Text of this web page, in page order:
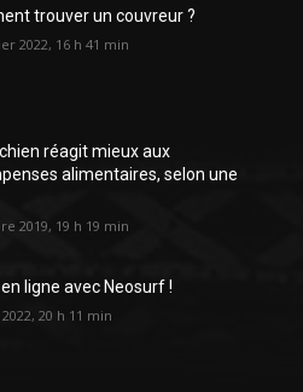
trouver un couvreur ?
2022, 16 h 41 min
réagit mieux aux
alimentaires, selon une
2019, 19 h 19 min
ligne avec Neosurf !
20 h 11 min